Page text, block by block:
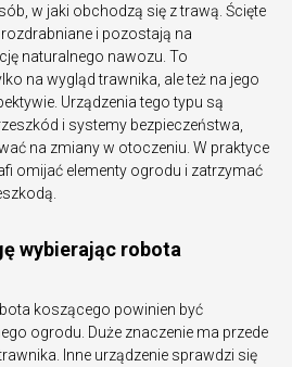
w jaki obchodzą się z trawą. Ścięte
i pozostają na
naturalnego nawozu. To
na wygląd trawnika, ale też na jego
Urządzenia tego typu są
i systemy bezpieczeństwa,
na zmiany w otoczeniu. W praktyce
omijać elementy ogrodu i zatrzymać
wybierając robota
koszącego powinien być
ogrodu. Duże znaczenie ma przede
Inne urządzenie sprawdzi się